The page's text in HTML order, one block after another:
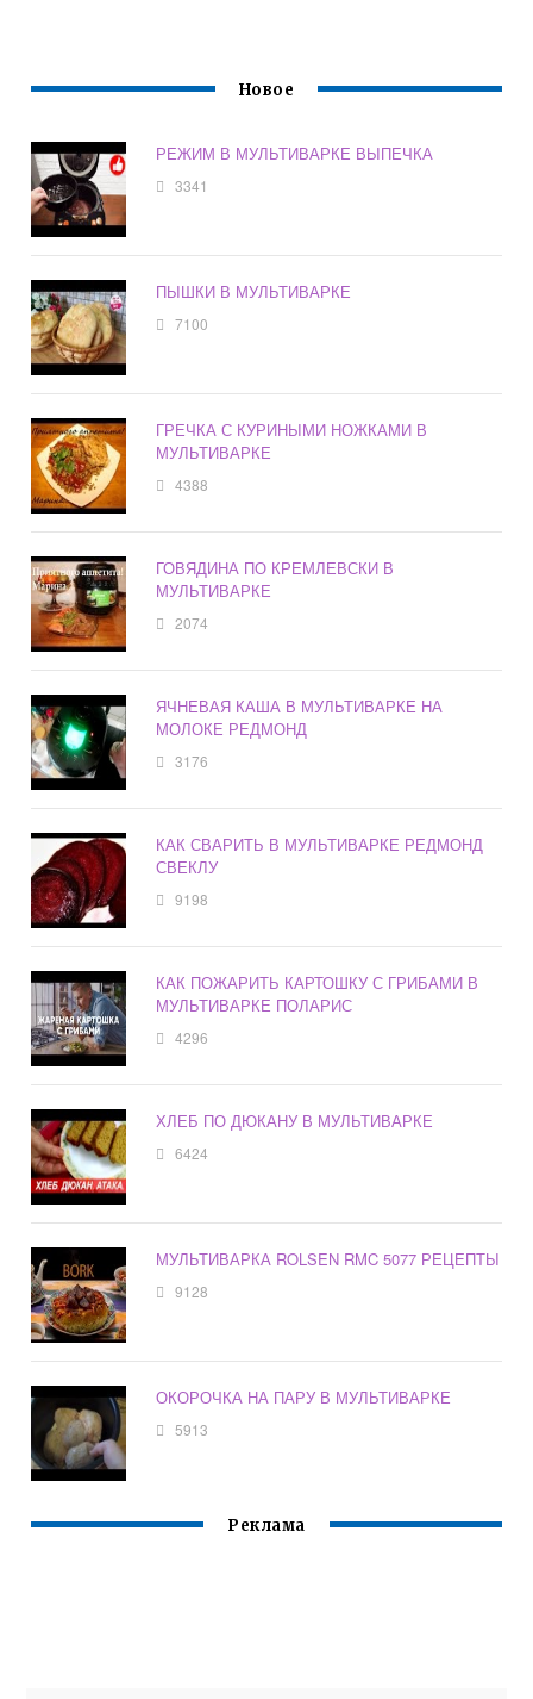
Новое
РЕЖИМ В МУЛЬТИВАРКЕ ВЫПЕЧКА
3341
ПЫШКИ В МУЛЬТИВАРКЕ
7100
ГРЕЧКА С КУРИНЫМИ НОЖКАМИ В
МУЛЬТИВАРКЕ
4388
ГОВЯДИНА ПО КРЕМЛЕВСКИ В
МУЛЬТИВАРКЕ
2074
ЯЧНЕВАЯ КАША В МУЛЬТИВАРКЕ НА
МОЛОКЕ РЕДМОНД
3176
КАК СВАРИТЬ В МУЛЬТИВАРКЕ РЕДМОНД
СВЕКЛУ
9198
КАК ПОЖАРИТЬ КАРТОШКУ С ГРИБАМИ В
МУЛЬТИВАРКЕ ПОЛАРИС
4296
ХЛЕБ ПО ДЮКАНУ В МУЛЬТИВАРКЕ
6424
МУЛЬТИВАРКА ROLSEN RMC 5077 РЕЦЕПТЫ
9128
ОКОРОЧКА НА ПАРУ В МУЛЬТИВАРКЕ
5913
Реклама